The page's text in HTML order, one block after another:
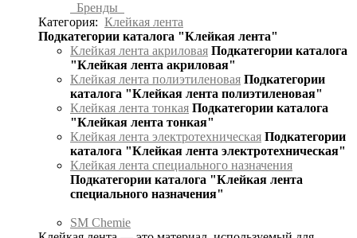
Бренды
Категория: Клейкая лента
Подкатегории каталога "Клейкая лента"
Клейкая лента акриловая Подкатегории каталога
"Клейкая лента акриловая"
Клейкая лента полиэтиленовая Подкатегории
каталога "Клейкая лента полиэтиленовая"
Клейкая лента тонкая Подкатегории каталога
"Клейкая лента тонкая"
Клейкая лента электротехническая Подкатегории
каталога "Клейкая лента электротехническая"
Клейкая лента специального назначения
Подкатегории каталога "Клейкая лента
специального назначения"
SM Chemie